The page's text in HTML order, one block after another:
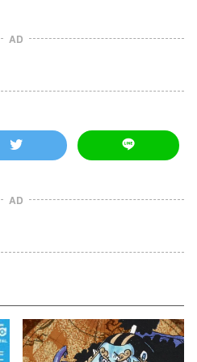
AD
AD